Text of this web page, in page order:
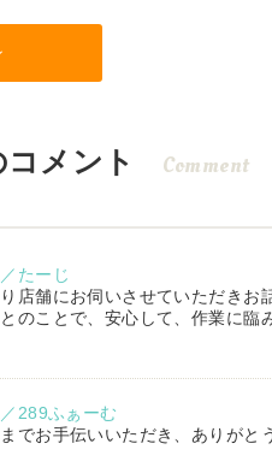
メント Comment
たーじ
店舗にお伺いさせていただきお
のことで、安心して、作業に臨
289ふぁーむ
でお手伝いいただき、ありがと